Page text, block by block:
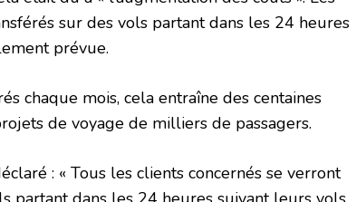
sur des vols partant dans les 24 heures
prévue.
chaque mois, cela entraîne des centaines
de voyage de milliers de passagers.
: « Tous les clients concernés se verront